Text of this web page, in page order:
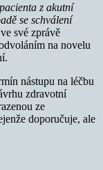
z akutní
se schválení
své zprávě
na novelu
nástupu na léčbu
zdravotní
ze
doporučuje, ale